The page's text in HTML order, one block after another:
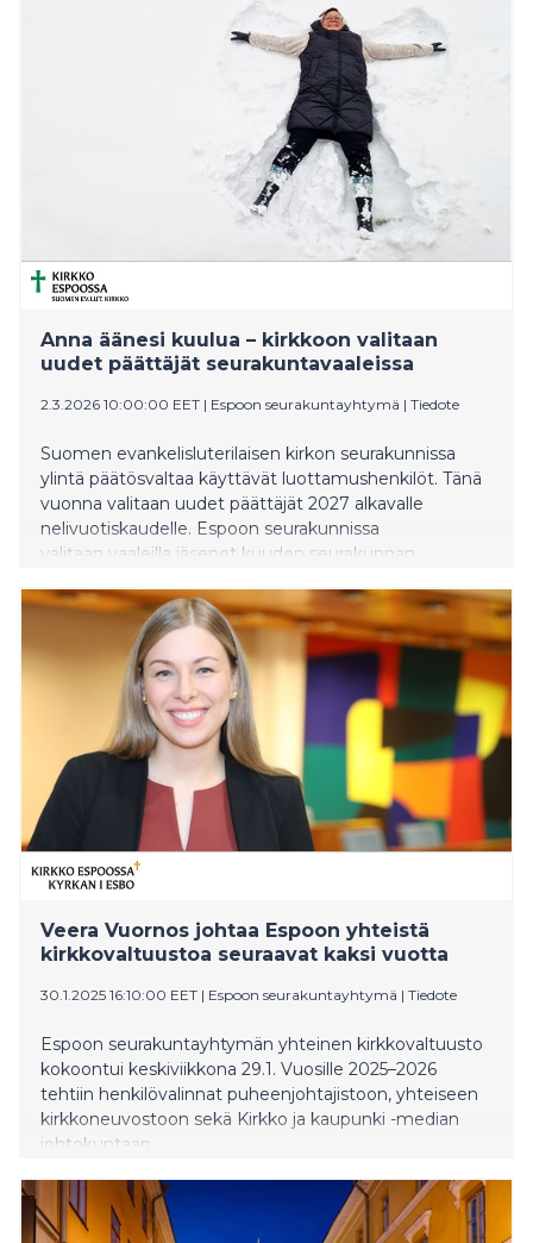
aika asettua ehdolle vaaleissa ja syksyllä saa äänestää.
Anna äänesi kuulua – kirkkoon valitaan
uudet päättäjät seurakuntavaaleissa
2.3.2026 10:00:00 EET | Espoon seurakuntayhtymä | Tiedote
Suomen evankelisluterilaisen kirkon seurakunnissa
ylintä päätösvaltaa käyttävät luottamushenkilöt. Tänä
vuonna valitaan uudet päättäjät 2027 alkavalle
nelivuotiskaudelle. Espoon seurakunnissa
valitaan vaaleilla jäsenet kuuden seurakunnan
kirkkovaltuustoon.
Veera Vuornos johtaa Espoon yhteistä
kirkkovaltuustoa seuraavat kaksi vuotta
30.1.2025 16:10:00 EET | Espoon seurakuntayhtymä | Tiedote
Espoon seurakuntayhtymän yhteinen kirkkovaltuusto
kokoontui keskiviikkona 29.1. Vuosille 2025–2026
tehtiin henkilövalinnat puheenjohtajistoon, yhteiseen
kirkkoneuvostoon sekä Kirkko ja kaupunki -median
johtokuntaan.